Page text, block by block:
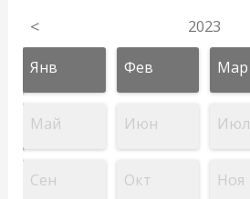
< 2023
Янв Фев Мар
Май Июн Июл
Сен Окт Ноя